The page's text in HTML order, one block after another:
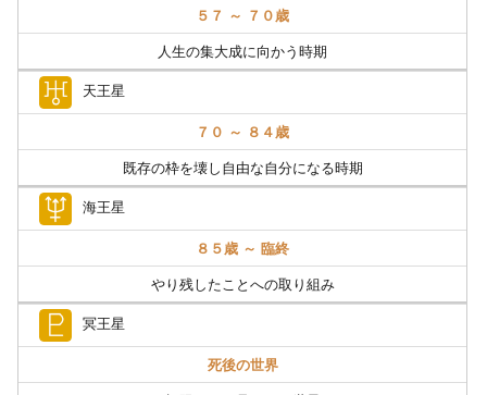
５７ ～ ７０歳
人生の集大成に向かう時期
天王星
７０ ～ ８４歳
既存の枠を壊し自由な自分になる時期
海王星
８５歳 ～ 臨終
やり残したことへの取り組み
冥王星
死後の世界